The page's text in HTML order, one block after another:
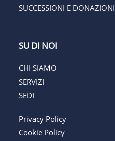
SUCCESSIONI E DONAZIONI
SU DI NOI
CHI SIAMO
SERVIZI
SEDI
Privacy Policy
Cookie Policy